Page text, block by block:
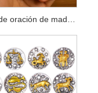
Cruz de oración de madera reconfortante